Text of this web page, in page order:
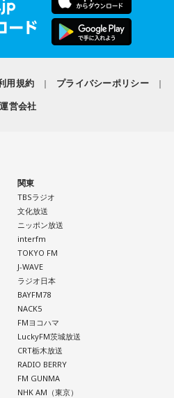
用規約
プライバシーポリシー
運営会社
関東
TBSラジオ
文化放送
ニッポン放送
interfm
TOKYO FM
J-WAVE
ラジオ日本
BAYFM78
NACK5
FMヨコハマ
LuckyFM茨城放送
CRT栃木放送
RADIO BERRY
FM GUNMA
NHK AM（東京）